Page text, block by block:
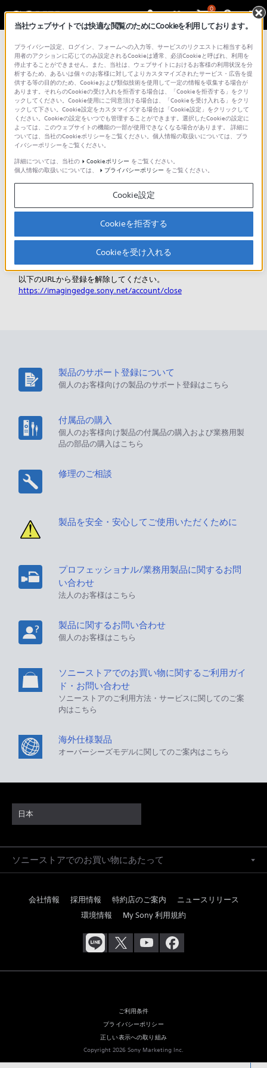
0
Catalyst Browse
Catalyst Prepare / Plugin
Catalyst Edit
ホーム
概要
ダウンロード・購入
使いかた
メタデータ機能対応表
Creators' Cloud の登録を解除したい。
以下のURLから登録を解除してください。
https://imagingedge.sony.net/account/close
製品のサポート登録について
個人のお客様向けの製品のサポート登録はこちら
付属品の購入
個人のお客様向け製品の付属品の購入および業務用製
品の部品の購入はこちら
修理のご相談
製品を安全・安心してご使用いただくために
プロフェッショナル/業務用製品に関するお問
い合わせ
法人のお客様はこちら
製品に関するお問い合わせ
個人のお客様はこちら
ソニーストアでのお買い物に関するご利用ガイ
ド・お問い合わせ
ソニーストアのご利用方法・サービスに関してのご案
内はこちら
海外仕様製品
オーバーシーズモデルに関してのご案内はこちら
日本
ソニーストアでのお買い物にあたって
会社情報 採用情報 特約店のご案内
ニュースリリース
環境情報
My Sony 利用規約
ご利用条件
プライバシーポリシー
正しい表示への取り組み
Copyright 2026 Sony Marketing Inc.
当社ウェブサイトでは快適な閲覧のためにCookieを利用しております。
プライバシー設定、ログイン、フォームへの入力等、サービスのリクエストに相当する利
用者のアクションに応じてのみ設定されるCookieは通常、必須Cookieと呼ばれ、利用を
停止することができません。また、当社は、ウェブサイトにおけるお客様の利用状況を分
析するため、あるいは個々のお客様に対してよりカスタマイズされたサービス・広告を提
供する等の目的のため、Cookieおよび類似技術を使用して一定の情報を収集する場合が
あります。それらのCookieの受け入れを拒否する場合は、「Cookieを拒否する」をクリ
ックしてください。Cookie使用にご同意頂ける場合は、「Cookieを受け入れる」をクリ
ックして下さい。Cookie設定をカスタマイズする場合は「Cookie設定」をクリックして
ください。Cookieの設定をいつでも管理することができます。選択したCookieの設定に
よっては、このウェブサイトの機能の一部が使用できなくなる場合があります。 詳細に
ついては、当社のCookieポリシーをご覧ください。個人情報の取扱いについては、プラ
イバシーポリシーをご覧ください。
詳細については、当社の
Cookieポリシー をご覧ください。
個人情報の取扱いについては、
プライバシーポリシー をご覧ください。
Cookie設定
Cookieを拒否する
Cookieを受け入れる